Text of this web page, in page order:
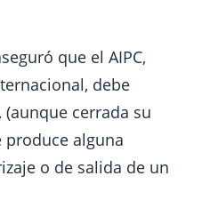
que el AIPC,
debe
cerrada su
alguna
o de salida de un